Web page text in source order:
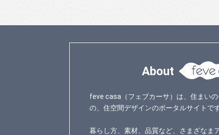
About
feve casa（フェブカーサ）は、住まい
の、住空間デザインのポータルサイトです
暮らし方、素材、品質など、さまざなま